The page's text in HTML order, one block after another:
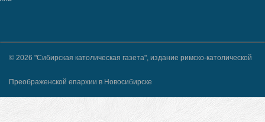
© 2026 "Сибирская католическая газета", издание римско-католической
Преображенской епархии в Новосибирске